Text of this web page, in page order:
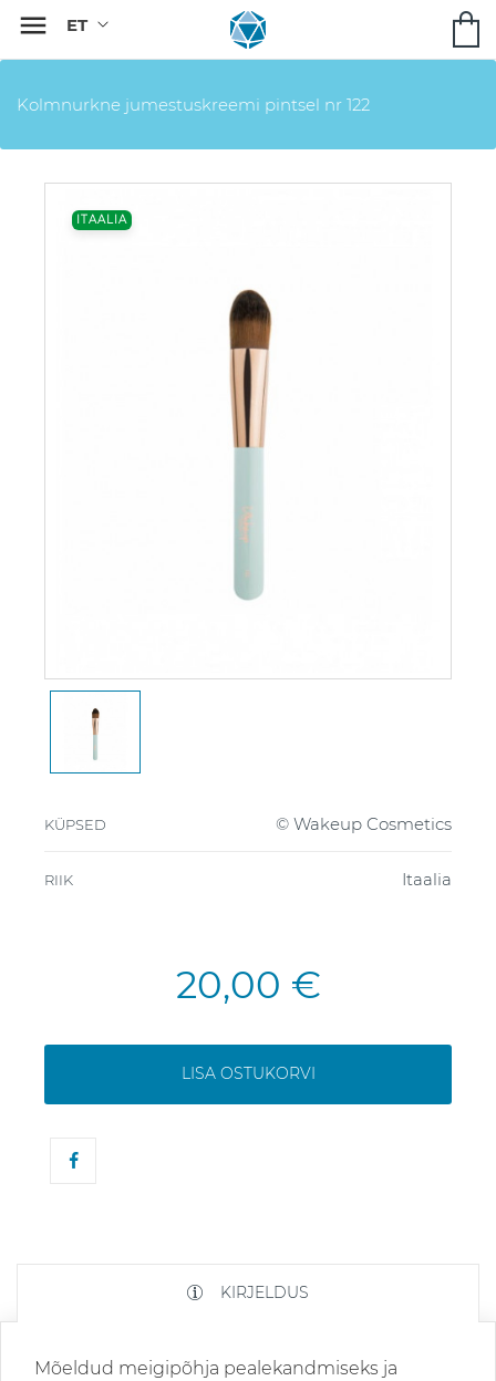

Kolmnurkne jumestuskreemi pintsel nr 122
ITAALIA
KÜPSED © Wakeup Cosmetics
RIIK Itaalia
20,00 €
LISA OSTUKORVI
KIRJELDUS
Mõeldud meigipõhja pealekandmiseks ja